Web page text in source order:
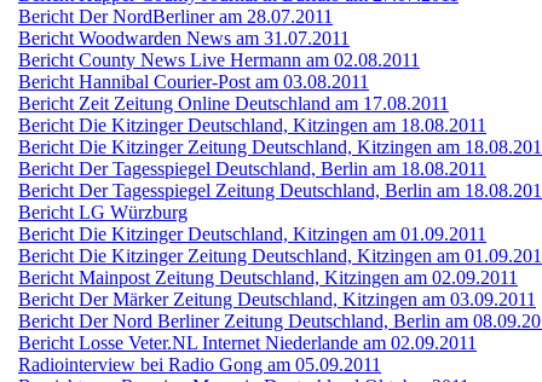
Bericht Der NordBerliner am 28.07.2011
Bericht Woodwarden News am 31.07.2011
Bericht County News Live Hermann am 02.08.2011
Bericht Hannibal Courier-Post am 03.08.2011
Bericht Zeit Zeitung Online Deutschland am 17.08.2011
Bericht Die Kitzinger Deutschland, Kitzingen am 18.08.2011
Bericht Die Kitzinger Zeitung Deutschland, Kitzingen am
Bericht Der Tagesspiegel Deutschland, Berlin am 18.08.2011
Bericht Der Tagesspiegel Zeitung Deutschland, Berlin am
Bericht LG Würzburg
Bericht Die Kitzinger Deutschland, Kitzingen am 01.09.2011
Bericht Die Kitzinger Zeitung Deutschland, Kitzingen am
Bericht Mainpost Zeitung Deutschland, Kitzingen am 02.09.2011
Bericht Der Märker Zeitung Deutschland, Kitzingen am 03.09.2011
Bericht Der Nord Berliner Zeitung Deutschland, Berlin am
Bericht Losse Veter.NL Internet Niederlande am 02.09.2011
Radiointerview bei Radio Gong am 05.09.2011